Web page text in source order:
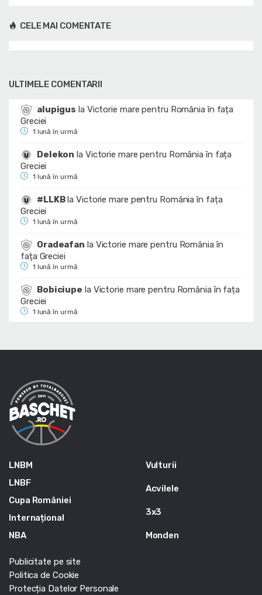
CELE MAI COMENTATE
ULTIMELE COMENTARII
alupigus la Victorie mare pentru România în fața
Greciei
1 lună în urmă
Delekon la Victorie mare pentru România în fața
Greciei
1 lună în urmă
#LLKBlaVictorie mare pentru România în fața
Greciei
1 lună în urmă
Oradeafan la Victorie mare pentru România în
fața Greciei
1 lună în urmă
Bobiciupe la Victorie mare pentru România în fața
Greciei
1 lună în urmă
LNBM
LNBF
Cupa României
Internațional
NBA
Vulturii
Acvilele
3x3
Monden
Publicitate pe site
Politica de Cookie
Protecția Datelor Personale